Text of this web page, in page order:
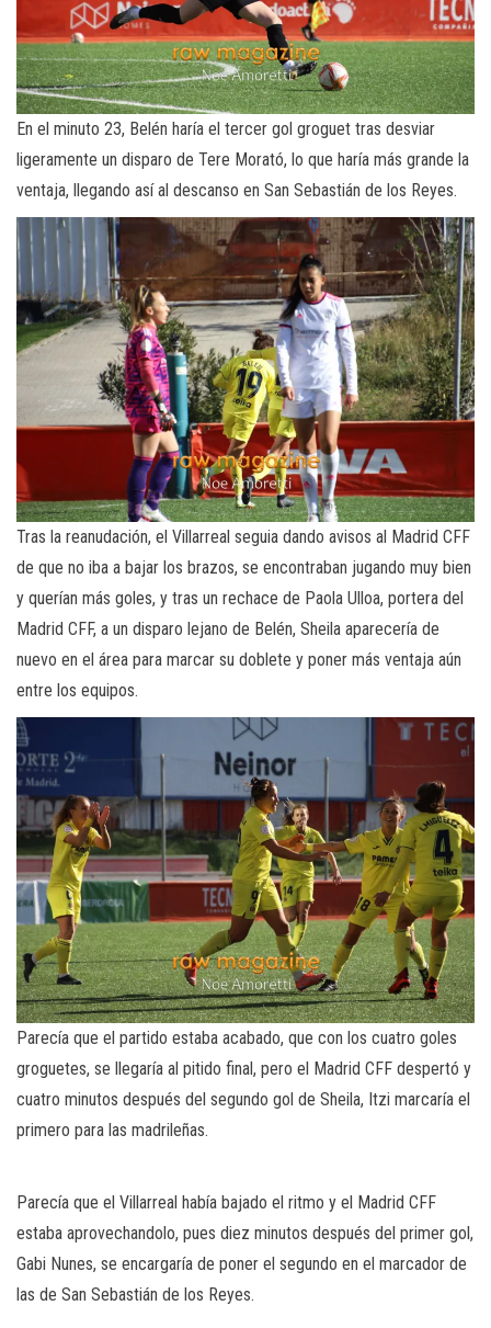
En el minuto 23, Belén haría el tercer gol groguet tras desviar
ligeramente un disparo de Tere Morató, lo que haría más grande la
ventaja, llegando así al descanso en San Sebastián de los Reyes.
Tras la reanudación, el Villarreal seguia dando avisos al Madrid CFF
de que no iba a bajar los brazos, se encontraban jugando muy bien
y querían más goles, y tras un rechace de Paola Ulloa, portera del
Madrid CFF, a un disparo lejano de Belén, Sheila aparecería de
nuevo en el área para marcar su doblete y poner más ventaja aún
entre los equipos.
Parecía que el partido estaba acabado, que con los cuatro goles
groguetes, se llegaría al pitido final, pero el Madrid CFF despertó y
cuatro minutos después del segundo gol de Sheila, Itzi marcaría el
primero para las madrileñas.
Parecía que el Villarreal había bajado el ritmo y el Madrid CFF
estaba aprovechandolo, pues diez minutos después del primer gol,
Gabi Nunes, se encargaría de poner el segundo en el marcador de
las de San Sebastián de los Reyes.